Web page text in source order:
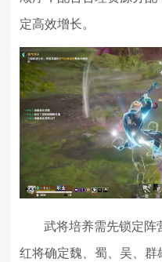
定高效增长。
武将培养需先锁定阵
红将确定魏、蜀、吴、